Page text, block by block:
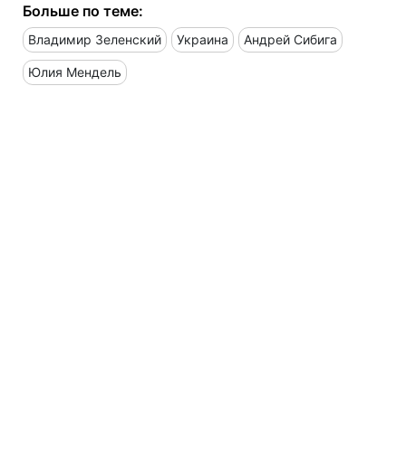
Больше по теме:
Владимир Зеленский Украина Андрей Сибига
Юлия Мендель